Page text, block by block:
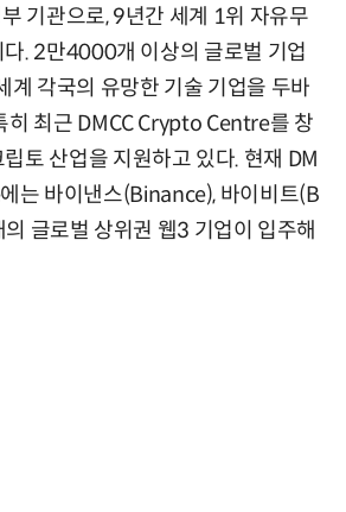
기관으로, 9년간 세계 1위 자유무
. 2만4000개 이상의 글로벌 기업
계 각국의 유망한 기술 기업을 두바
히 최근 DMCC Crypto Centre를 창
토 산업을 지원하고 있다. 현재 DM
는 바이낸스(Binance), 바이비트(B
글로벌 상위권 웹3 기업이 입주해